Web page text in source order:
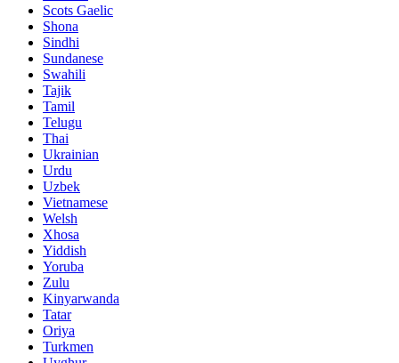
Scots Gaelic
Shona
Sindhi
Sundanese
Swahili
Tajik
Tamil
Telugu
Thai
Ukrainian
Urdu
Uzbek
Vietnamese
Welsh
Xhosa
Yiddish
Yoruba
Zulu
Kinyarwanda
Tatar
Oriya
Turkmen